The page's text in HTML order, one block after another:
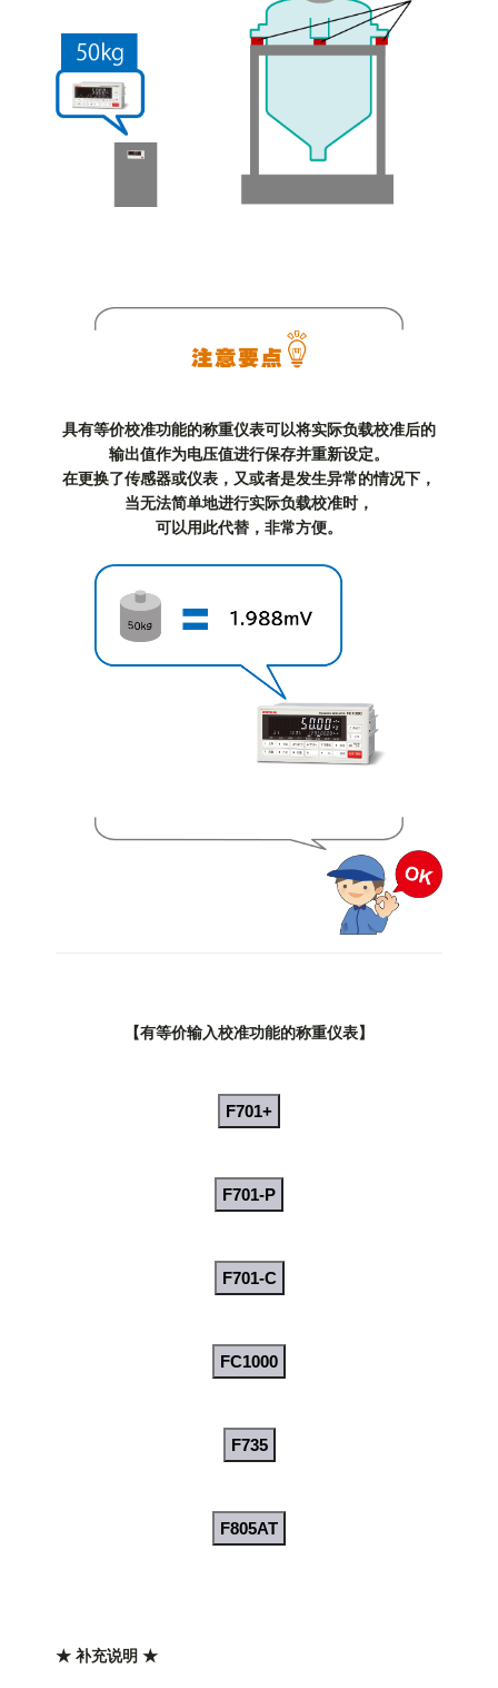
具有等价校准功能的称重仪表可以将实际负载校准后的
输出值作为电压值进行保存并重新设定。
在更换了传感器或仪表，又或者是发生异常的情况下，
当无法简单地进行实际负载校准时，
可以用此代替，非常方便。
【有等价输入校准功能的称重仪表】
F701+
F701-P
F701-C
FC1000
F735
F805AT
★ 补充说明 ★